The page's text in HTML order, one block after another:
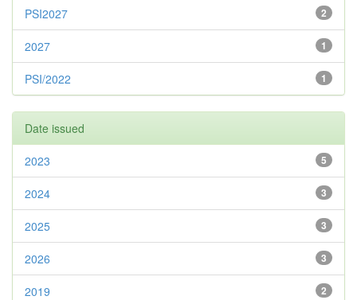
2
PSI2027
1
2027
1
PSI/2022
Date issued
5
2023
3
2024
3
2025
3
2026
2
2019